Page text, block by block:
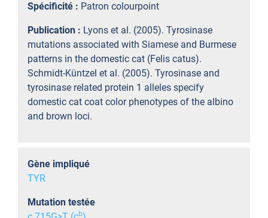
Spécificité : Patron colourpoint
Publication : Lyons et al. (2005). Tyrosinase
mutations associated with Siamese and Burmese
patterns in the domestic cat (Felis catus).
Schmidt-Küntzel et al. (2005). Tyrosinase and
tyrosinase related protein 1 alleles specify
domestic cat coat color phenotypes of the albino
and brown loci.
Gène impliqué
TYR
Mutation testée
b